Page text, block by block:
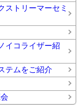
ストリーマーセミ
イコライザー紹
テムをご紹介